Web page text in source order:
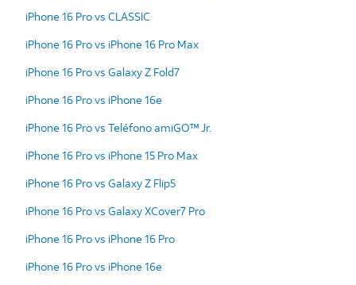
iPhone 16 Pro vs CLASSIC
iPhone 16 Pro vs iPhone 16 Pro Max
iPhone 16 Pro vs Galaxy Z Fold7
iPhone 16 Pro vs iPhone 16e
iPhone 16 Pro vs Teléfono amiGO™ Jr.
iPhone 16 Pro vs iPhone 15 Pro Max
iPhone 16 Pro vs Galaxy Z Flip5
iPhone 16 Pro vs Galaxy XCover7 Pro
iPhone 16 Pro vs iPhone 16 Pro
iPhone 16 Pro vs iPhone 16e